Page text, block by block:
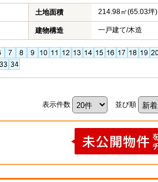
土地面積 214.98㎡(65.03坪)
建物構造 一戸建て/木造
表示件数 並び順